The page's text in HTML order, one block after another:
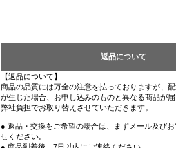
返品について
【返品について】
商品の品質には万全の注意を払っておりますが、
が生じた場合、お申し込みのものと異なる商品が
弊社負担でお取り替えさせていただきます。
● 返品・交換をご希望の場合は、まずメール及び
せください。